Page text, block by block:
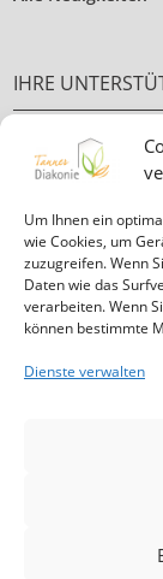
Um Ihnen ein
wie Cookies, um
zuzugreifen. Wenn
Daten wie das
verarbeiten. Wenn
können bestimmte
Dienste verwalten
IHRE
Ehrenamt
Ihre Spende